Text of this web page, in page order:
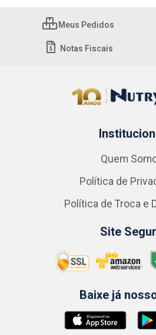
Meus Pedidos
Notas Fiscais
Quem
Política de
Política de Troca e
Site
Baixe já